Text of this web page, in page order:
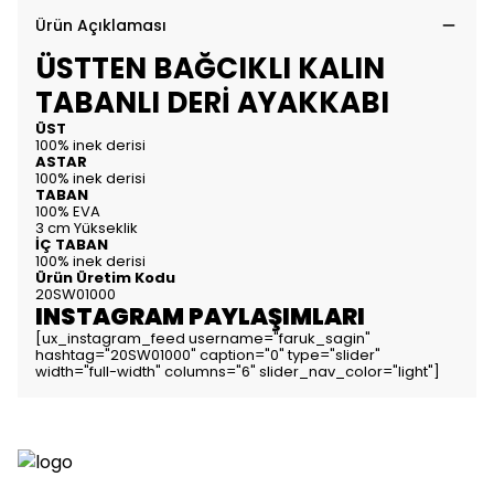
Ürün Açıklaması
ÜSTTEN BAĞCIKLI KALIN
TABANLI DERİ AYAKKABI
ÜST
100% inek derisi
ASTAR
100% inek derisi
TABAN
100% EVA
3 cm Yükseklik
İÇ TABAN
100% inek derisi
Ürün Üretim Kodu
20SW01000
INSTAGRAM PAYLAŞIMLARI
[ux_instagram_feed username="faruk_sagin"
hashtag="20SW01000" caption="0" type="slider"
width="full-width" columns="6" slider_nav_color="light"]